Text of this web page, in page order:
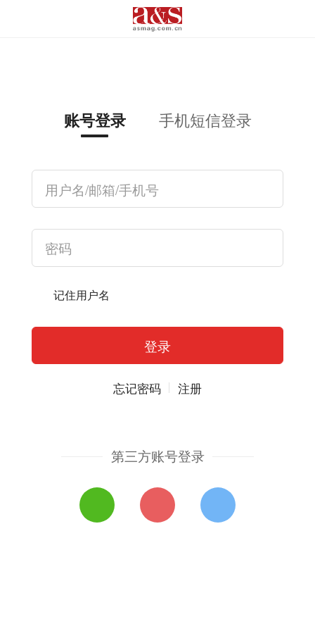
账号登录 手机短信登录
记住用户名
忘记密码 注册
第三方账号登录